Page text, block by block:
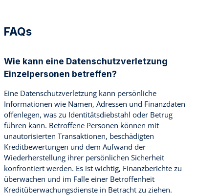
FAQs
Wie kann eine Datenschutzverletzung
Einzelpersonen betreffen?
Eine Datenschutzverletzung kann persönliche
Informationen wie Namen, Adressen und Finanzdaten
offenlegen, was zu Identitätsdiebstahl oder Betrug
führen kann. Betroffene Personen können mit
unautorisierten Transaktionen, beschädigten
Kreditbewertungen und dem Aufwand der
Wiederherstellung ihrer persönlichen Sicherheit
konfrontiert werden. Es ist wichtig, Finanzberichte zu
überwachen und im Falle einer Betroffenheit
Kreditüberwachungsdienste in Betracht zu ziehen.